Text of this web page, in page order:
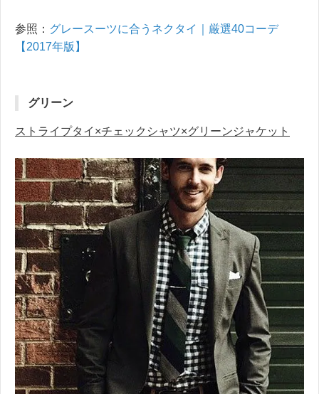
参照： グレースーツに合うネクタイ｜厳選40コーデ
【2017年版】
グリーン
ストライプタイ×チェックシャツ×グリーンジャケット